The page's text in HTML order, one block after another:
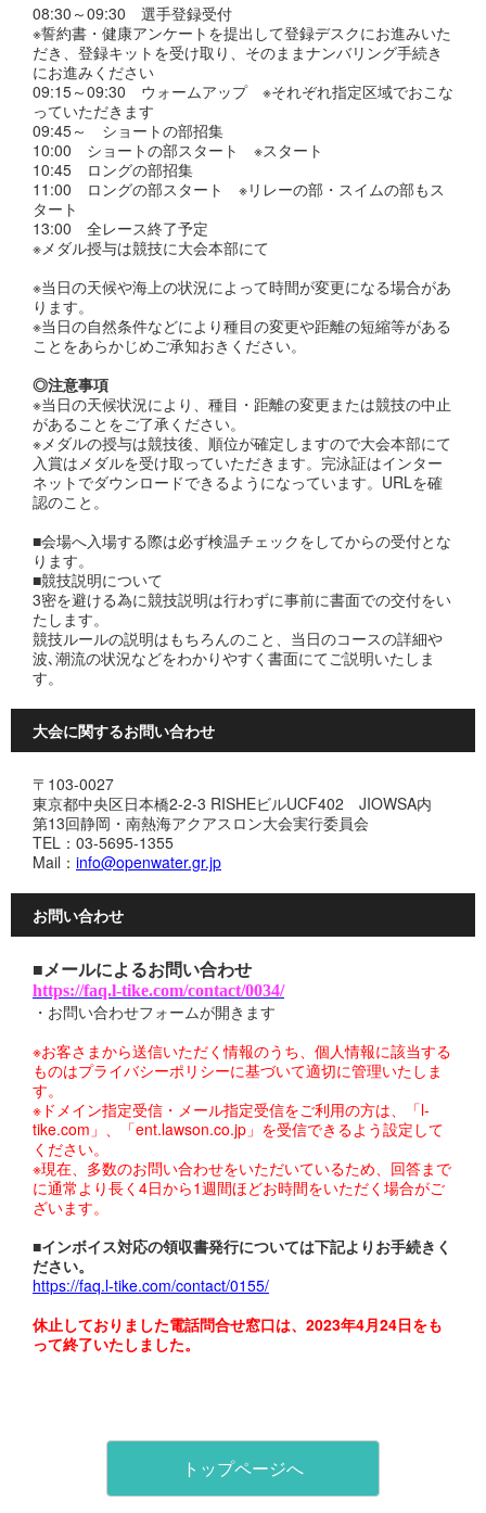
08:30～09:30 選手登録受付
※誓約書・健康アンケートを提出して登録デスクにお進みいた
だき、登録キットを受け取り、そのままナンバリング手続き
にお進みください
09:15～09:30 ウォームアップ ※それぞれ指定区域でおこな
っていただきます
09:45～ ショートの部招集
10:00 ショートの部スタート ※スタート
10:45 ロングの部招集
11:00 ロングの部スタート ※リレーの部・スイムの部もス
タート
13:00 全レース終了予定
※メダル授与は競技に大会本部にて
※当日の天候や海上の状況によって時間が変更になる場合があ
ります。
※当日の自然条件などにより種目の変更や距離の短縮等がある
ことをあらかじめご承知おきください。
◎注意事項
※当日の天候状況により、種目・距離の変更または競技の中止
があることをご了承ください。
※メダルの授与は競技後、順位が確定しますので大会本部にて
入賞はメダルを受け取っていただきます。完泳証はインター
ネットでダウンロードできるようになっています。URLを確
認のこと。
■会場へ入場する際は必ず検温チェックをしてからの受付とな
ります。
■競技説明について
3密を避ける為に競技説明は行わずに事前に書面での交付をい
たします。
競技ルールの説明はもちろんのこと、当日のコースの詳細や
波､潮流の状況などをわかりやすく書面にてご説明いたしま
す。
大会に関するお問い合わせ
〒103-0027
東京都中央区日本橋2-2-3 RISHEビルUCF402 JIOWSA内
第13回静岡・南熱海アクアスロン大会実行委員会
TEL：03-5695-1355
Mail： info@openwater.gr.jp
お問い合わせ
■メールによるお問い合わせ
https://faq.l-tike.com/contact/0034/
・お問い合わせフォームが開きます
※お客さまから送信いただく情報のうち、個人情報に該当する
ものはプライバシーポリシーに基づいて適切に管理いたしま
す。
※ドメイン指定受信・メール指定受信をご利用の方は、「l-
tike.com」、「ent.lawson.co.jp」を受信できるよう設定して
ください。
※現在、多数のお問い合わせをいただいているため、回答まで
に通常より長く4日から1週間ほどお時間をいただく場合がご
ざいます。
■インボイス対応の領収書発行については下記よりお手続きく
ださい。
https://faq.l-tike.com/contact/0155/
休止しておりました電話問合せ窓口は、2023年4月24日をも
って終了いたしました。
トップページへ